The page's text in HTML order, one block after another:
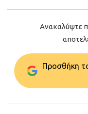
Ανακαλύψτε
Προσθήκη